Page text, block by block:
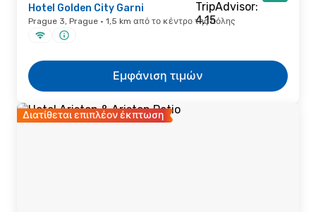
Hotel Golden City Garni
Prague 3, Prague · 1,5 km από το κέντρο της πόλης
Εμφάνιση τιμών
Διατίθεται επιπλέον έκπτωση